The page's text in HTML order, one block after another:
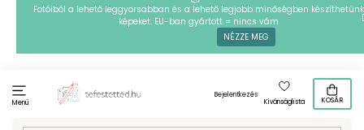
Ugrás
tartalomhoz
Fotóiból a lehető leggyorsabban és a lehető legjobb minőségben készíthetünk
képeket. EU-ban gyártott = nincs vám
NÉZZE MEG
Menü
Bejelentkezés
Kívánságlista
KOSÁR